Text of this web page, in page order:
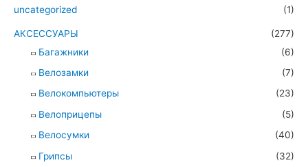
uncategorized (1)
АКСЕССУАРЫ
(277)
Багажники
(6)
Велозамки
(7)
Велокомпьютеры
(23)
Велоприцепы
(5)
Велосумки
(40)
Грипсы
(32)